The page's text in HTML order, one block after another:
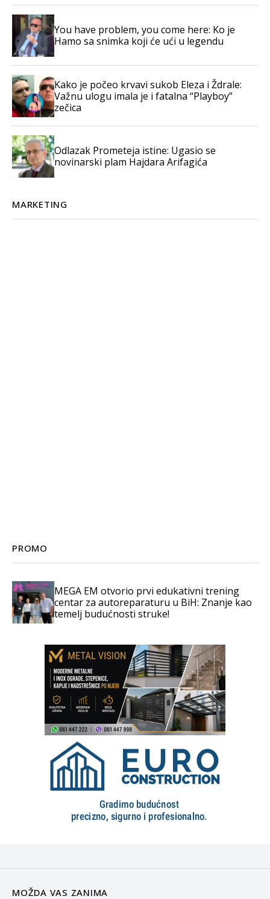
You have problem, you come here: Ko je
Hamo sa snimka koji će ući u legendu
Kako je počeo krvavi sukob Eleza i Ždrale:
Važnu ulogu imala je i fatalna “Playboy”
zečica
Odlazak Prometeja istine: Ugasio se
novinarski plam Hajdara Arifagića
MARKETING
PROMO
MEGA EM otvorio prvi edukativni trening
centar za autoreparaturu u BiH: Znanje kao
temelj budućnosti struke!
MOŽDA VAS ZANIMA